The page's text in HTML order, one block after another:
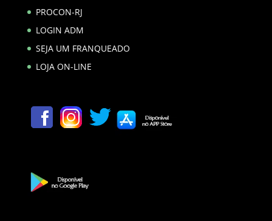
PROCON-RJ
LOGIN ADM
SEJA UM FRANQUEADO
LOJA ON-LINE